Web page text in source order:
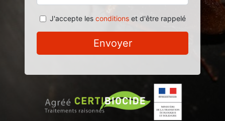
J'accepte les conditionset d'être rappelé
Envoyer